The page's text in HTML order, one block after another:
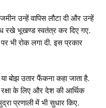
उन्हें वापिस लौटा दी और उन्हें
रखे भूखण्ड स्वतंत्र कर दिए गए.
रोक लगा दी. इस प्रकार
बोझ उतार फैंकना कहा जाता है.
रक्षा के लिए और देश की आर्थिक
प्रणाली में भी सुधार किए.